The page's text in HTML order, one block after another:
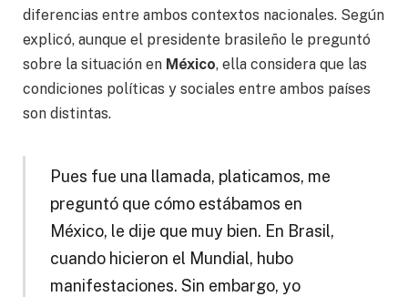
diferencias entre ambos contextos nacionales. Según
explicó, aunque el presidente brasileño le preguntó
sobre la situación en México, ella considera que las
condiciones políticas y sociales entre ambos países
son distintas.
Pues fue una llamada, platicamos, me
preguntó que cómo estábamos en
México, le dije que muy bien. En Brasil,
cuando hicieron el Mundial, hubo
manifestaciones. Sin embargo, yo